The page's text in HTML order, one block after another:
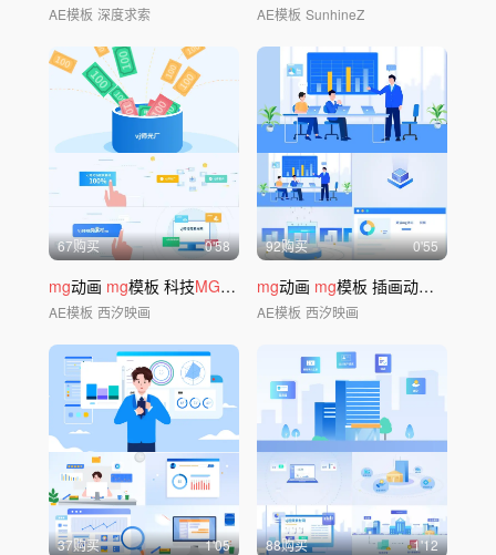
AE模板 深度求索 AE模板 SunhineZ
67购买 0'58
mg动画 mg模板 科技MG 金融mg
AE模板 西汐映画
92购买 0'55
mg动画 mg模板 插画动画 插画
AE模板 西汐映画
37购买 1'05 88购买 1'12